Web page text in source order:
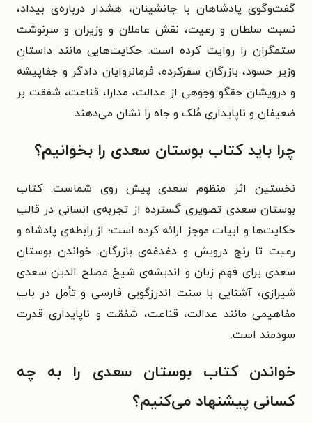
گفت‌وگوی پادشاهان با جانشینان، هشدار درباره‌ی بیداد،
نسبت سلطان و رعیت، نقش عاملان و وزیران و سرنوشت
ستمگران را روایت کرده است. حکایت‌هایی مانند داستان
وزیر حسود، بازرگان سفرکرده، فرمانروایان دادگر و جفاپیشه
و درویشان حقگو وجوهی از عدالت، مدارا، قناعت، شفقت بر
ضعیفان و ناپایداری مُلک و جاه را نشان می‌دهند.
چرا باید کتاب بوستان سعدی را بخوانیم؟
نخستین اثر منظوم سعدی پیش روی شماست. کتاب
بوستان سعدی تصویری گسترده از تجربه‌ی انسانی در قالب
حکایت‌ها و ابیات موجز ارائه کرده است؛ از رابطه‌ی پادشاه و
رعیت تا رنج درویش و دغدغه‌ی بازرگان. خواندن بوستان
سعدی برای فهم زبان و اندیشه‌ی شیخ مصلح الدین سعدی
شیرازی، آشنایی با سنت اندرزگویی فارسی و تأمل در باب
مفاهیمی مانند عدالت، قناعت، شفقت و ناپایداری قدرت
سودمند است.
خواندن کتاب بوستان سعدی را به چه
کسانی پیشنهاد می‌کنیم؟